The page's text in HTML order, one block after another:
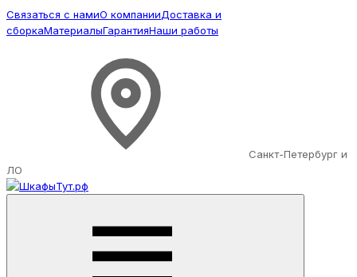
Связаться с намиО компанииДоставка и
сборкаМатериалыГарантияНаши работы
Санкт-Петербург и
ЛО